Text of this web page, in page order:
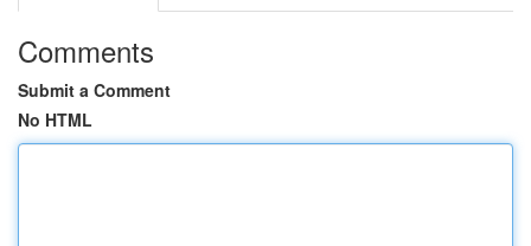
Comments
Submit a Comment
No HTML